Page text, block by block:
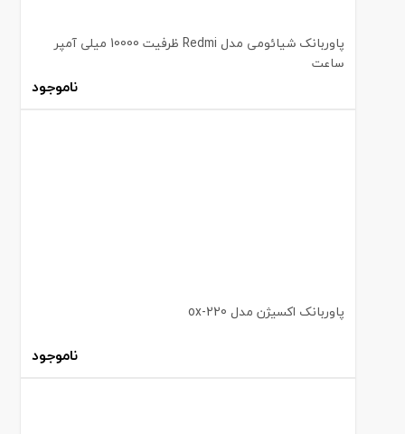
پاوربانک شیائومی مدل Redmi ظرفیت 10000 میلی آمپر
ساعت
ناموجود
پاوربانک اکسیژن مدل ox-220
ناموجود